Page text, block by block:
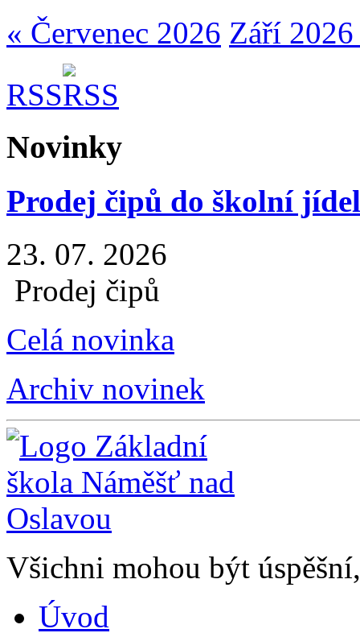
« Červenec 2026 Září
RSS
Novinky
Prodej čipů do školní
23. 07. 2026
Prodej čipů
Celá novinka
Archiv novinek
Všichni mohou být
Úvod